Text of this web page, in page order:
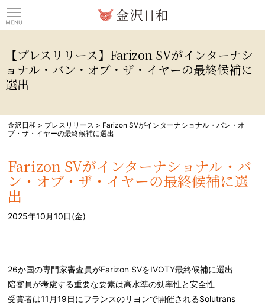
【プレスリリース】Farizon SVがインターナシ
ョナル・バン・オブ・ザ・イヤーの最終候補に
選出
金沢日和 > プレスリリース > Farizon SVがインターナショナル・バン・オ
ブ・ザ・イヤーの最終候補に選出
Farizon SVがインターナショナル・バ
ン・オブ・ザ・イヤーの最終候補に選
出
2025年10月10日(金)
26か国の専門家審査員がFarizon SVをIVOTY最終候補に選出
陪審員が考慮する重要な要素は高水準の効率性と安全性
受賞者は11月19日にフランスのリヨンで開催されるSolutrans